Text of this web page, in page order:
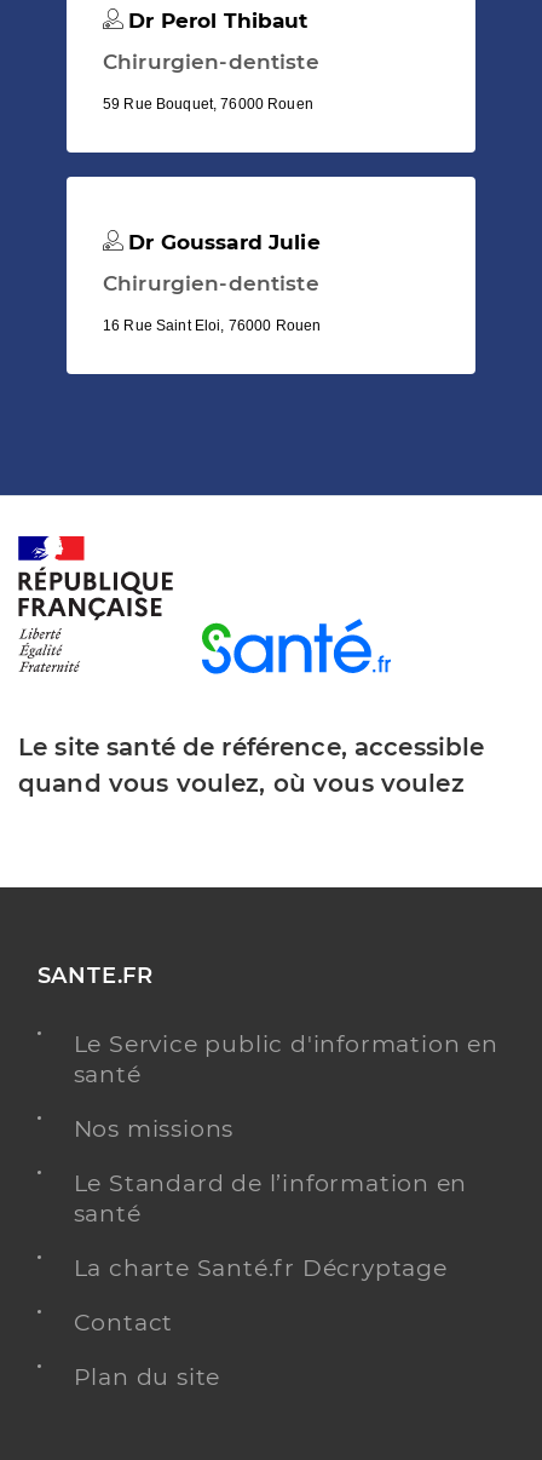
Dr Perol Thibaut
Chirurgien-dentiste
59 Rue Bouquet, 76000 Rouen
Dr Goussard Julie
Chirurgien-dentiste
16 Rue Saint Eloi, 76000 Rouen
Le site santé de référence, accessible
quand vous voulez, où vous voulez
SANTE.FR
Le Service public d'information en
santé
Nos missions
Le Standard de l’information en
santé
La charte Santé.fr Décryptage
Contact
Plan du site